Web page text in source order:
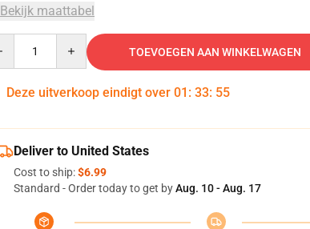
Bekijk maattabel
TOEVOEGEN AAN WINKELWAGEN
Deze uitverkoop eindigt over 01 : 33: 54
Deliver to United States
Cost to ship:$6.99
Standard - Order today to get byAug. 10 - Aug. 17